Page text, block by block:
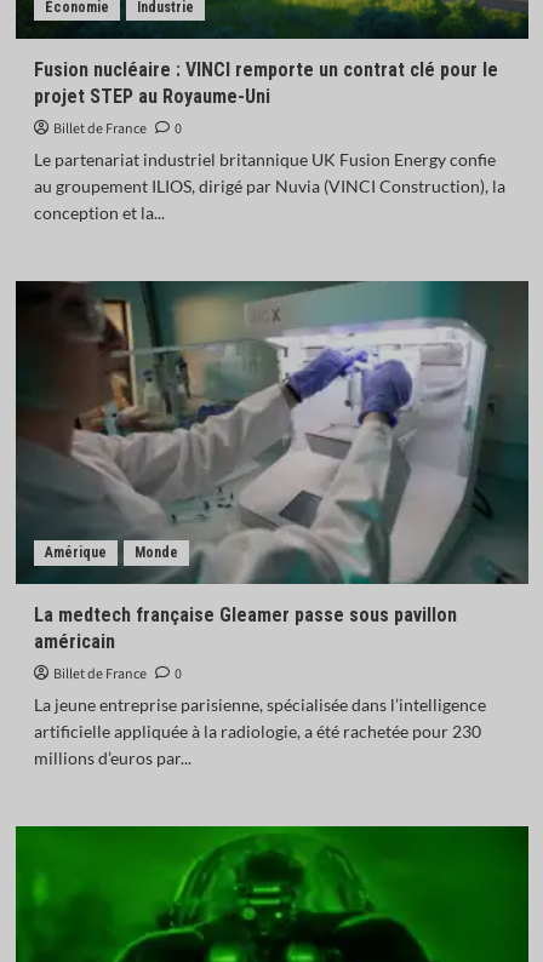
Économie Industrie
Fusion nucléaire : VINCI remporte un contrat clé pour le
projet STEP au Royaume-Uni
Billet de France
0
Le partenariat industriel britannique UK Fusion Energy confie
au groupement ILIOS, dirigé par Nuvia (VINCI Construction), la
conception et la...
Amérique Monde
La medtech française Gleamer passe sous pavillon
américain
Billet de France
0
La jeune entreprise parisienne, spécialisée dans l’intelligence
artificielle appliquée à la radiologie, a été rachetée pour 230
millions d’euros par...